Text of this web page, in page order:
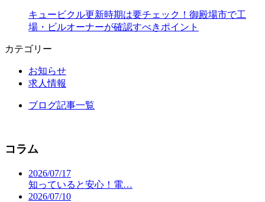
キュービクル更新時期は要チェック！御殿場市で工
場・ビルオーナーが確認すべきポイント
カテゴリー
お知らせ
求人情報
ブログ記事一覧
コラム
2026/07/17
知っていると安心！電…
2026/07/10